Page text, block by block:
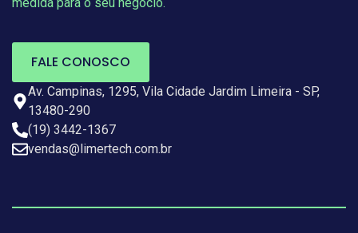
medida para o seu negócio.
FALE CONOSCO
Av. Campinas, 1295, Vila Cidade Jardim Limeira - SP,
13480-290
(19) 3442-1367
vendas@limertech.com.br